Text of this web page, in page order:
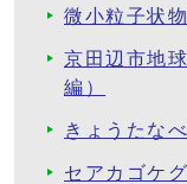
微小粒子状
京田辺市地
編）
きょうたな
セアカゴケ